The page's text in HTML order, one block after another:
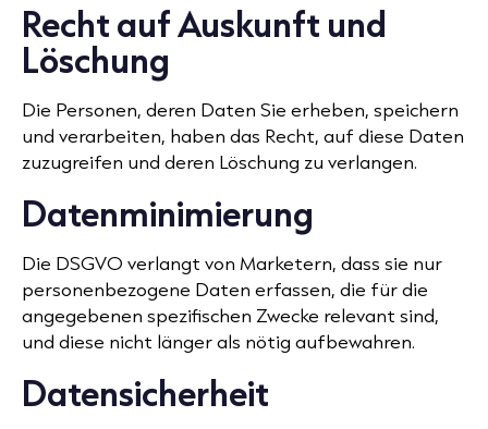
Recht auf Auskunft und
Löschung
Die Personen, deren Daten Sie erheben, speichern
und verarbeiten, haben das Recht, auf diese Daten
zuzugreifen und deren Löschung zu verlangen.
Datenminimierung
Die DSGVO verlangt von Marketern, dass sie nur
personenbezogene Daten erfassen, die für die
angegebenen spezifischen Zwecke relevant sind,
und diese nicht länger als nötig aufbewahren.
Datensicherheit